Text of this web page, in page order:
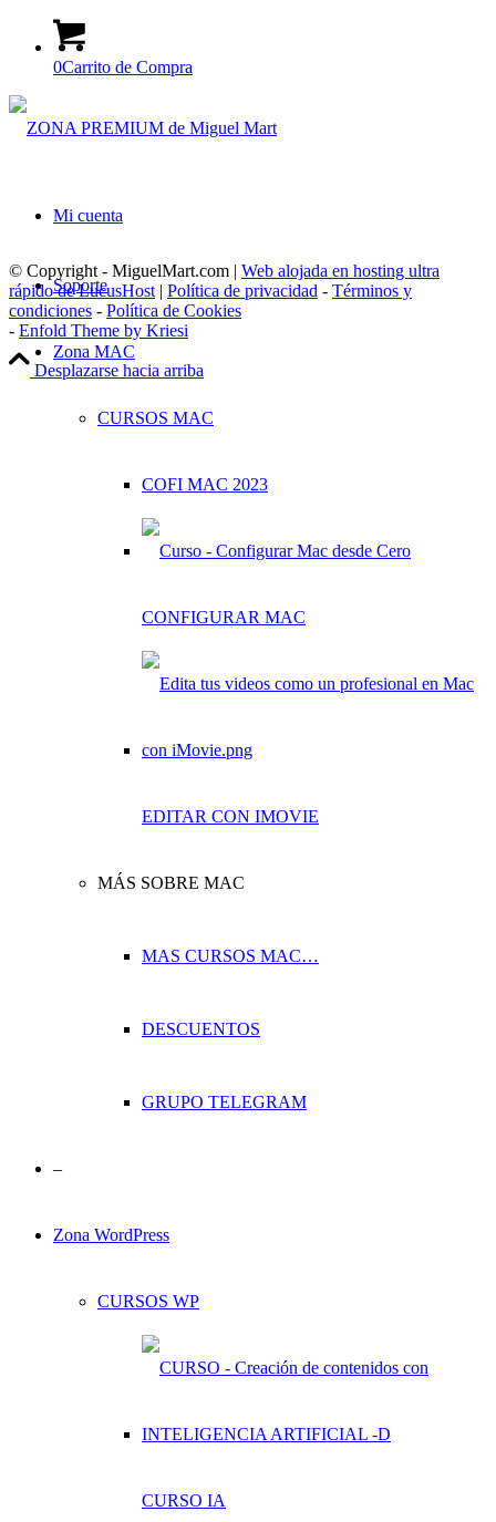
0Carrito de Compra
Mi cuenta
Soporte
Zona MAC
CURSOS MAC
COFI MAC 2023
CONFIGURAR MAC
EDITAR CON IMOVIE
MÁS SOBRE MAC
MAS CURSOS MAC…
DESCUENTOS
GRUPO TELEGRAM
–
Zona WordPress
CURSOS WP
CURSO IA
© Copyright - MiguelMart.com | Web alojada en hosting ultra
rápido de LucusHost | Política de privacidad - Términos y
condiciones - Política de Cookies
- Enfold Theme by Kriesi
Desplazarse hacia arriba